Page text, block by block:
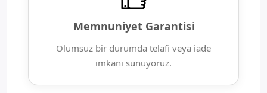
Memnuniyet Garantisi
Olumsuz bir durumda telafi veya iade
imkanı sunuyoruz.